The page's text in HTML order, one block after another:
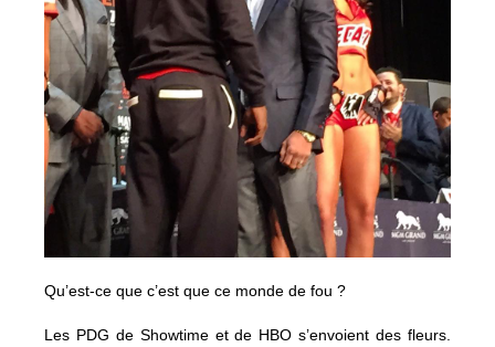
Qu’est-ce que c’est que ce monde de fou ?
Les PDG de Showtime et de HBO s’envoient des fleurs.